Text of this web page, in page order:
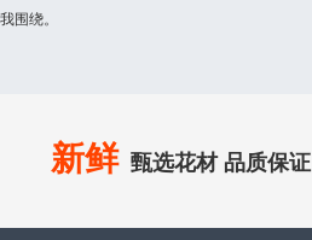
新鲜 甄选花材 品质保证